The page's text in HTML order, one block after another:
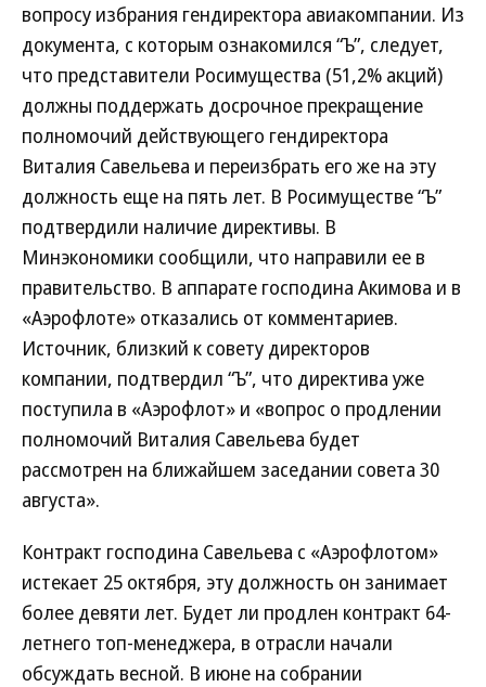
вопросу избрания гендиректора авиакомпании. Из
документа, с которым ознакомился “Ъ”, следует,
что представители Росимущества (51,2% акций)
должны поддержать досрочное прекращение
полномочий действующего гендиректора
Виталия Савельева и переизбрать его же на эту
должность еще на пять лет. В Росимуществе “Ъ”
подтвердили наличие директивы. В
Минэкономики сообщили, что направили ее в
правительство. В аппарате господина Акимова и в
«Аэрофлоте» отказались от комментариев.
Источник, близкий к совету директоров
компании, подтвердил “Ъ”, что директива уже
поступила в «Аэрофлот» и «вопрос о продлении
полномочий Виталия Савельева будет
рассмотрен на ближайшем заседании совета 30
августа».
Контракт господина Савельева с «Аэрофлотом»
истекает 25 октября, эту должность он занимает
более девяти лет. Будет ли продлен контракт 64-
летнего топ-менеджера, в отрасли начали
обсуждать весной. В июне на собрании